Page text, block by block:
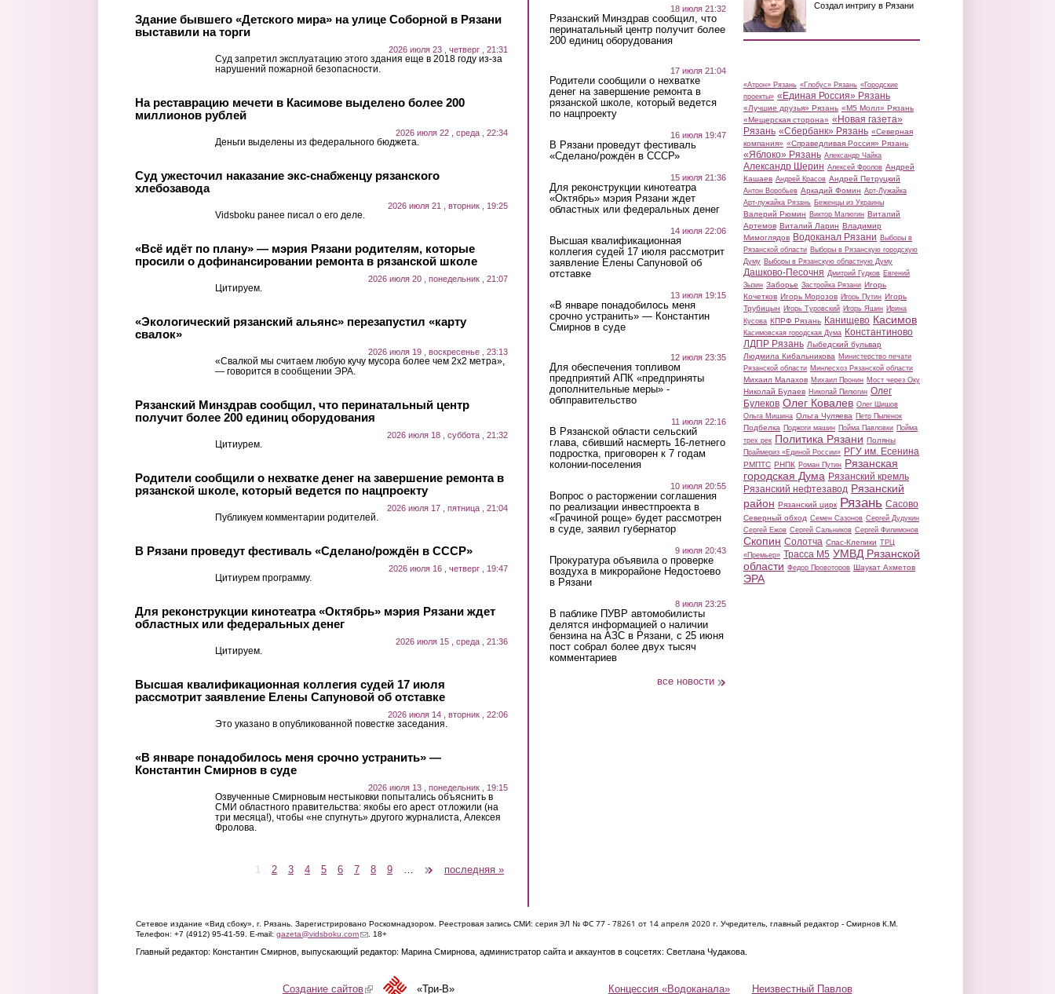
Здание бывшего «Детского мира» на улице Соборной в Рязани
выставили на торги
2026 июля 23 , четверг , 21:31
Суд запретил эксплуатацию этого здания еще в 2018 году из-за
нарушений пожарной безопасности.
На реставрацию мечети в Касимове выделено более 200
миллионов рублей
2026 июля 22 , среда , 22:34
Деньги выделены из федерального бюджета.
Суд ужесточил наказание экс-снабженцу рязанского
хлебозавода
2026 июля 21 , вторник , 19:25
Vidsboku ранее писал о его деле.
«Всё идёт по плану» — мэрия Рязани родителям, которые
просили о дофинансировании ремонта в рязанской школе
2026 июля 20 , понедельник , 21:07
Цитируем.
«Экологический рязанский альянс» перезапустил «карту
свалок»
2026 июля 19 , воскресенье , 23:13
«Свалкой мы считаем любую кучу мусора более чем 2х2 метра»,
— говорится в сообщении ЭРА.
Рязанский Минздрав сообщил, что перинатальный центр
получит более 200 единиц оборудования
2026 июля 18 , суббота , 21:32
Цитиурем.
Родители сообщили о нехватке денег на завершение ремонта в
рязанской школе, который ведется по нацпроекту
2026 июля 17 , пятница , 21:04
Публикуем комментарии родителей.
В Рязани проведут фестиваль «Сделано/рождён в СССР»
2026 июля 16 , четверг , 19:47
Цитиурем программу.
Для реконструкции кинотеатра «Октябрь» мэрия Рязани ждет
областных или федеральных денег
2026 июля 15 , среда , 21:36
Цитируем.
Высшая квалификационная коллегия судей 17 июля
рассмотрит заявление Елены Сапуновой об отставке
2026 июля 14 , вторник , 22:06
Это указано в опубликованной повестке заседания.
«В январе понадобилось меня срочно устранить» —
Константин Смирнов в суде
2026 июля 13 , понедельник , 19:15
Озвученные Смирновым нестыковки попытались объяснить в
СМИ областного правительства: якобы его арест отложили (на
три месяца!), чтобы «не спугнуть» другого журналиста, Алексея
Фролова.
1 2 3 4 5 6 7 8 9 последняя »
18 июля 21:32
Рязанский Минздрав сообщил, что
перинатальный центр получит более
200 единиц оборудования
17 июля 21:04
Родители сообщили о нехватке
денег на завершение ремонта в
рязанской школе, который ведется
по нацпроекту
16 июля 19:47
В Рязани проведут фестиваль
«Сделано/рождён в СССР»
15 июля 21:36
Для реконструкции кинотеатра
«Октябрь» мэрия Рязани ждет
областных или федеральных денег
14 июля 22:06
Высшая квалификационная
коллегия судей 17 июля рассмотрит
заявление Елены Сапуновой об
отставке
13 июля 19:15
«В январе понадобилось меня
срочно устранить» — Константин
Смирнов в суде
12 июля 23:35
Для обеспечения топливом
предприятий АПК «предприняты
дополнительные меры» -
облправительство
11 июля 22:16
В Рязанской области сельский
глава, сбивший насмерть 16-летнего
подростка, приговорен к 7 годам
колонии-поселения
10 июля 20:55
Вопрос о расторжении соглашения
по реализации инвестпроекта в
«Грачиной роще» будет рассмотрен
в суде, заявил губернатор
9 июля 20:43
Прокуратура объявила о проверке
воздуха в микрорайоне Недостоево
в Рязани
8 июля 23:25
В паблике ПУВР автомобилисты
делятся информацией о наличии
бензина на АЗС в Рязани, с 25 июня
пост собрал более двух тысяч
комментариев
все новости
Создал интригу в Рязани
«Атрон» Рязань «Глобус» Рязань «Городские
проекты» «Единая Россия» Рязань
«Лучшие друзья» Рязань «М5 Молл» Рязань
«Мещерская сторона» «Новая газета»
Рязань «Сбербанк» Рязань «Северная
компания» «Справедливая Россия» Рязань
«Яблоко» Рязань Александр Чайка
Александр Шерин Алексей Фролов Андрей
Кашаев Андрей Красов Андрей Петруцкий
Антон Воробьев Аркадий Фомин Арт-Лужайка
Арт-лужайка Рязань Беженцы из Украины
Валерий Рюмин Виктор Малюгин Виталий
Артемов Виталий Ларин Владимир
Мимоглядов Водоканал Рязани Выборы в
Рязанской области Выборы в Рязанскую городскую
Думу Выборы в Рязанскую областную Думу
Дашково-Песочня Дмитрий Гудков Евгений
Зызин Заборье Застройка Рязани Игорь
Кочетков Игорь Морозов Игорь Путин Игорь
Трубицын Игорь Туровский Игорь Яшин Ирина
Кусова КПРФ Рязань Канищево Касимов
Касимовская городская Дума Константиново
ЛДПР Рязань Лыбедский бульвар
Людмила Кибальникова Министерство печати
Рязанской области Минлесхоз Рязанской области
Михаил Малахов Михаил Пронин Мост через Оку
Николай Булаев Николай Пилюгин Олег
Булеков Олег Ковалев Олег Шишов
Ольга Мишина Ольга Чуляева Петр Пыленок
Подбелка Поджоги машин Пойма Павловки Пойма
трех рек Политика Рязани Поляны
Праймериз «Единой России» РГУ им. Есенина
РМПТС РНПК Роман Путин Рязанская
городская Дума Рязанский кремль
Рязанский нефтезавод Рязанский
район Рязанский цирк Рязань Сасово
Северный обход Семен Сазонов Сергей Дудукин
Сергей Ежов Сергей Сальников Сергей Филимонов
Скопин Солотча Спас-Клепики ТРЦ
«Премьер» Трасса М5 УМВД Рязанской
области Федор Провоторов Шаукат Ахметов
ЭРА
Сетевое издание «Вид сбоку», г. Рязань. Зарегистрировано Роскомнадзором. Реестровая запись СМИ: серия ЭЛ № ФС 77 - 78261 от 14 апреля 2020 г. Учредитель, главный редактор - Смирнов К.М.
Телефон: +7 (4912) 95-41-59. E-mail: gazeta@vidsboku.com(link sends e-mail)
. 18+
Главный редактор: Константин Смирнов, выпускающий редактор: Марина Смирнова, администратор сайта и аккаунтов в соцсетях: Светлана Чудакова.
Концессия «Водоканала» Неизвестный Павлов
Создание сайтов(link is external)«Три-В»